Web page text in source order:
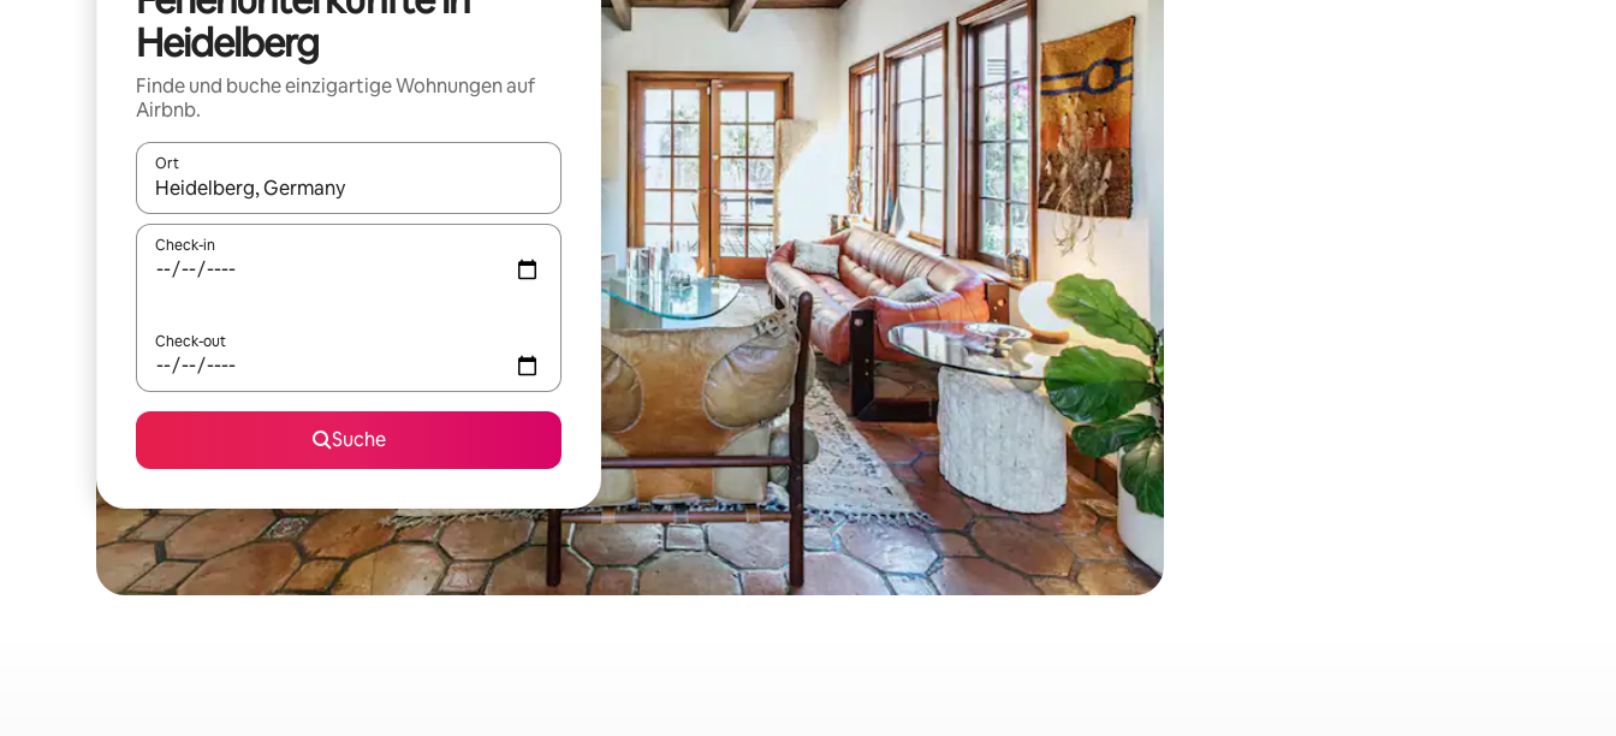
Heidelberg
Finde und buche einzigartige Wohnungen auf
Airbnb.
Ort
Wenn Ergebnisse verfügbar sind, navigiere mit den Pfeiltasten nach oben und unten oder erkunde die Ergebnisse durch Berühren oder Wischgesten.
Check-in
Check-out
Suche